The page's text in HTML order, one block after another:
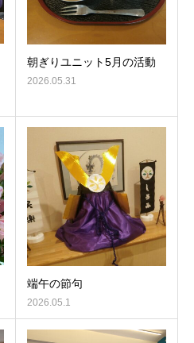
朝ぎりユニット5月の活動
2026.05.31
端午の節句
2026.05.1